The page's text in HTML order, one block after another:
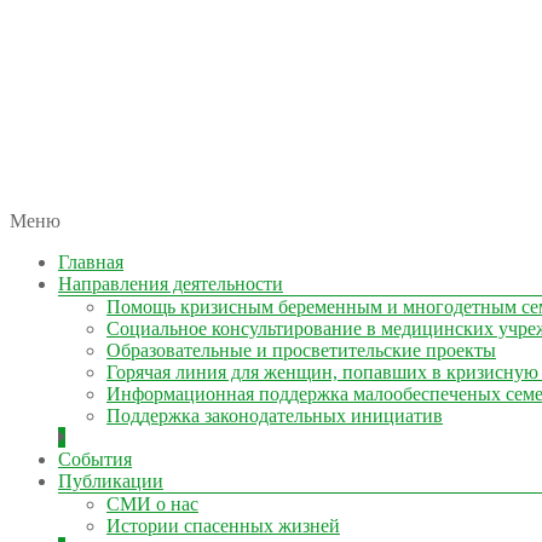
КОЛЫМА — ЗА ЖИЗНЬ
автономная некоммерческая организация
Меню
Главная
Направления деятельности
Помощь кризисным беременным и многодетным
Социальное консультирование в медицинских
Образовательные и просветительские проекты
Горячая линия для женщин, попавших в
Информационная поддержка малообеспеченых
Поддержка законодательных инициатив
События
Публикации
СМИ о нас
Истории спасенных жизней